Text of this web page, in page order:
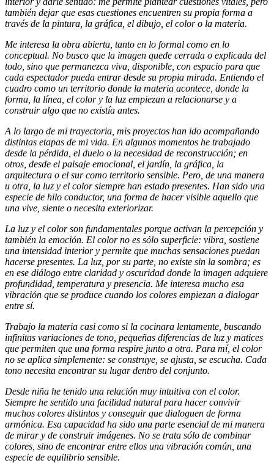
también dejar que esas cuestiones encuentren su propia forma a
través de la pintura, la gráfica, el dibujo, el color o la materia.
Me interesa la obra abierta, tanto en lo formal como en lo
conceptual. No busco que la imagen quede cerrada o explicada del
todo, sino que permanezca viva, disponible, con espacio para que
cada espectador pueda entrar desde su propia mirada. Entiendo el
cuadro como un territorio donde la materia acontece, donde la
forma, la línea, el color y la luz empiezan a relacionarse y a
construir algo que no existía antes.
A lo largo de mi trayectoria, mis proyectos han ido acompañando
distintas etapas de mi vida. En algunos momentos he trabajado
desde la pérdida, el duelo o la necesidad de reconstrucción; en
otros, desde el paisaje emocional, el jardín, la gráfica, la
arquitectura o el sur como territorio sensible. Pero, de una manera
u otra, la luz y el color siempre han estado presentes. Han sido una
especie de hilo conductor, una forma de hacer visible aquello que
una vive, siente o necesita exteriorizar.
La luz y el color son fundamentales porque activan la percepción y
también la emoción. El color no es sólo superficie: vibra, sostiene
una intensidad interior y permite que muchas sensaciones puedan
hacerse presentes. La luz, por su parte, no existe sin la sombra; es
en ese diálogo entre claridad y oscuridad donde la imagen adquiere
profundidad, temperatura y presencia. Me interesa mucho esa
vibración que se produce cuando los colores empiezan a dialogar
entre sí.
Trabajo la materia casi como si la cocinara lentamente, buscando
infinitas variaciones de tono, pequeñas diferencias de luz y matices
que permiten que una forma respire junto a otra. Para mí, el color
no se aplica simplemente: se construye, se ajusta, se escucha. Cada
tono necesita encontrar su lugar dentro del conjunto.
Desde niña he tenido una relación muy intuitiva con el color.
Siempre he sentido una facilidad natural para hacer convivir
muchos colores distintos y conseguir que dialoguen de forma
armónica. Esa capacidad ha sido una parte esencial de mi manera
de mirar y de construir imágenes. No se trata sólo de combinar
colores, sino de encontrar entre ellos una vibración común, una
especie de equilibrio sensible.